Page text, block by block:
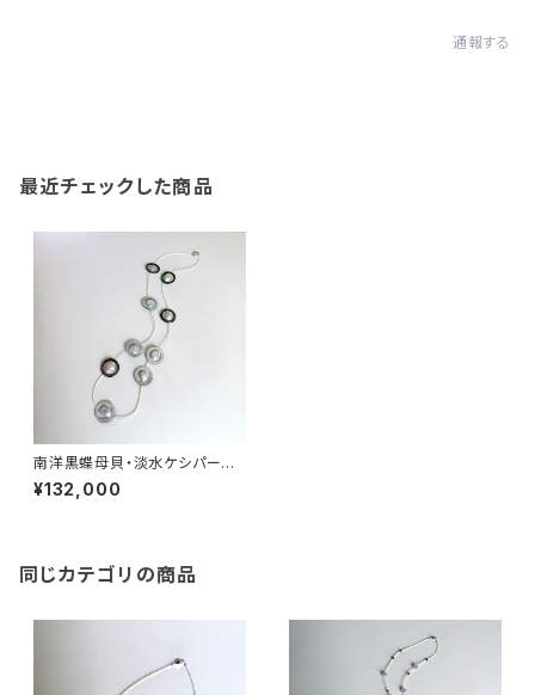
通報する
最近チェックした商品
南洋黒蝶母貝・淡水ケシパール
ステーションネックレス
¥132,000
同じカテゴリの商品